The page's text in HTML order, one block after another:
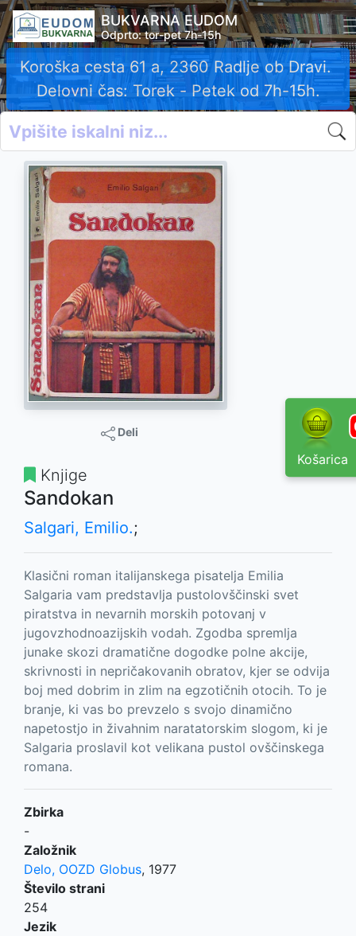
BUKVARNA EUDOM
Odprto: tor-pet 7h-15h
Koroška cesta 61 a, 2360 Radlje ob Dravi.
Delovni čas: Torek - Petek od 7h-15h.
Košarica
Deli
Knjige
Sandokan
Salgari, Emilio.;
Klasični roman italijanskega pisatelja Emilia
Salgaria vam predstavlja pustolovščinski svet
piratstva in nevarnih morskih potovanj v
jugovzhodnoazijskih vodah. Zgodba spremlja
junake skozi dramatične dogodke polne akcije,
skrivnosti in nepričakovanih obratov, kjer se odvija
boj med dobrim in zlim na egzotičnih otocih. To je
branje, ki vas bo prevzelo s svojo dinamično
napetostjo in živahnim naratatorskim slogom, ki je
Salgaria proslavil kot velikana pustol ovščinskega
romana.
Zbirka
-
Založnik
Delo, OOZD Globus, 1977
Število strani
254
Jezik